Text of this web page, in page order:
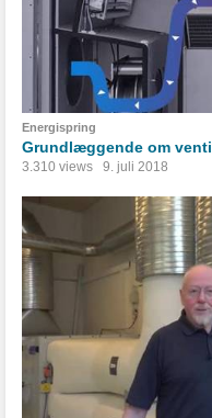
Energispring
Grundlæggende om
3.310 views 9. juli 2018